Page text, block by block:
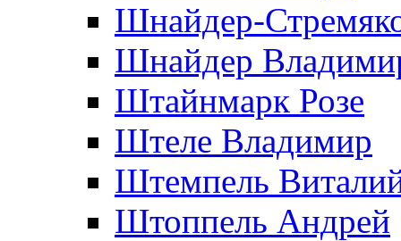
Шнайдер-
Шнайдер
Штайнмарк Розe
Штеле Владимир
Штемпель
Штоппель Андрей